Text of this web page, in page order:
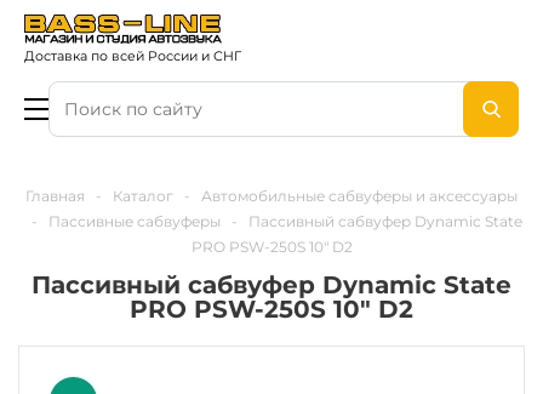
Доставка по всей России и СНГ
Главная - Каталог -
Автомобильные сабвуферы и аксессуары
-
Пассивные сабвуферы -
Пассивный сабвуфер Dynamic State
PRO PSW-250S 10" D2
Пассивный сабвуфер Dynamic State
PRO PSW-250S 10" D2